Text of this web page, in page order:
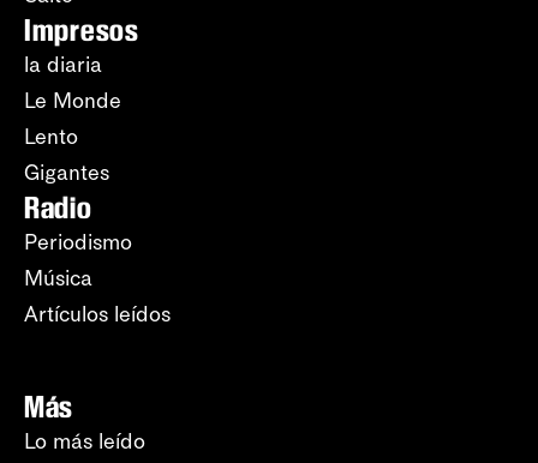
Impresos
la diaria
Le Monde
Lento
Gigantes
Radio
Periodismo
Música
Artículos leídos
Más
Lo más leído